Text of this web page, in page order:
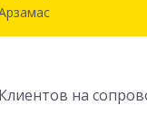
Клиентов на